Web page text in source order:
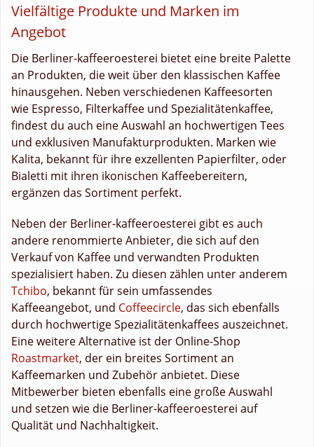
Vielfältige Produkte und Marken im
Angebot
Die Berliner-kaffeeroesterei bietet eine breite Palette
an Produkten, die weit über den klassischen Kaffee
hinausgehen. Neben verschiedenen Kaffeesorten
wie Espresso, Filterkaffee und Spezialitätenkaffee,
findest du auch eine Auswahl an hochwertigen Tees
und exklusiven Manufakturprodukten. Marken wie
Kalita, bekannt für ihre exzellenten Papierfilter, oder
Bialetti mit ihren ikonischen Kaffeebereitern,
ergänzen das Sortiment perfekt.
Neben der Berliner-kaffeeroesterei gibt es auch
andere renommierte Anbieter, die sich auf den
Verkauf von Kaffee und verwandten Produkten
spezialisiert haben. Zu diesen zählen unter anderem
Tchibo, bekannt für sein umfassendes
Kaffeeangebot, und Coffeecircle, das sich ebenfalls
durch hochwertige Spezialitätenkaffees auszeichnet.
Eine weitere Alternative ist der Online-Shop
Roastmarket, der ein breites Sortiment an
Kaffeemarken und Zubehör anbietet. Diese
Mitbewerber bieten ebenfalls eine große Auswahl
und setzen wie die Berliner-kaffeeroesterei auf
Qualität und Nachhaltigkeit.